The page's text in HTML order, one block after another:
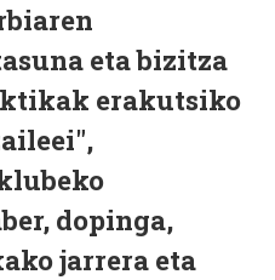
eta bizitza
erakutsiko
dopinga,
jarrera eta